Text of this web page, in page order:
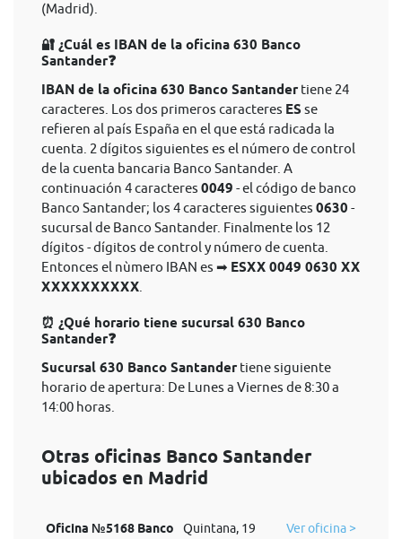
(Madrid).
🔐 ¿Cuál es IBAN de la oficina 630 Banco
Santander❓
IBAN de la oficina 630 Banco Santander tiene 24
caracteres. Los dos primeros caracteres ES se
refieren al país España en el que está radicada la
cuenta. 2 dígitos siguientes es el número de control
de la cuenta bancaria Banco Santander. A
continuación 4 caracteres 0049 - el código de banco
Banco Santander; los 4 caracteres siguientes 0630 -
sucursal de Banco Santander. Finalmente los 12
dígitos - dígitos de control y número de cuenta.
Entonces el nùmero IBAN es ➡ ESXX 0049 0630 XX
XXXXXXXXXX
⏰ ¿Qué horario tiene sucursal 630 Banco
Santander❓
Sucursal 630 Banco Santander tiene siguiente
horario de apertura: De Lunes a Viernes de 8:30 a
14:00 horas.
Otras oficinas Banco Santander
ubicados en Madrid
Oficina №5168 Banco
Quintana, 19 Ver oficina >